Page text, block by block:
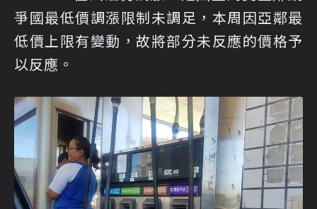
爭國最低價調漲限制未調足，本周因亞鄰最
低價上限有變動，故將部分未反應的價格予
以反應。